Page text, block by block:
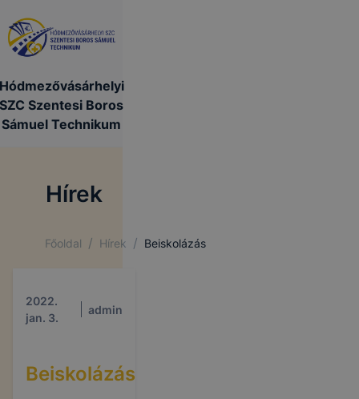
SZC Szentesi Boros
Sámuel Technikum
Hírek
Főoldal / Hírek / Beiskolázás
2022.
jan. 3.
admin
Beiskolázás